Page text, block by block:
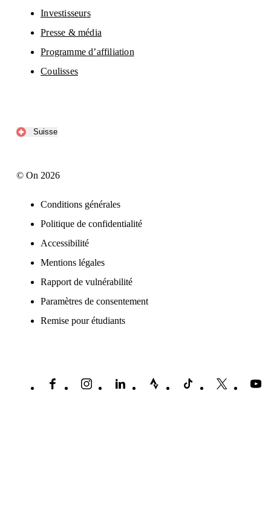
Investisseurs
Presse & média
Programme d’affiliation
Coulisses
Suisse
© On 2026
Conditions générales
Politique de confidentialité
Accessibilité
Mentions légales
Rapport de vulnérabilité
Paramètres de consentement
Remise pour étudiants